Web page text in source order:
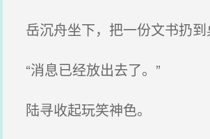
岳沉舟坐下，把一份文书扔到
“消息已经放出去了。”
陆寻收起玩笑神色。